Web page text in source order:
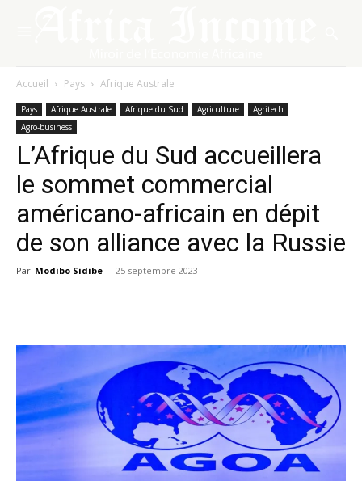
Accueil Pays Afrique Australe
Pays Afrique Australe Afrique du Sud Agriculture
Agritech
Agro-business
L’Afrique du Sud accueillera
le sommet commercial
américano-africain en dépit
de son alliance avec la Russie
Par Modibo Sidibe - 25 septembre 2023